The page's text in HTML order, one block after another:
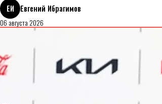
ЕИ
Евгений Ибрагимов
06 августа 2026